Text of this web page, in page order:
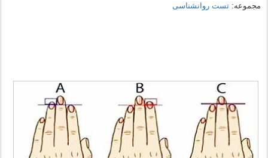
مجموعه:تست روانشناسی